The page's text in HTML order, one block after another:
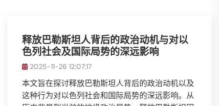
释放巴勒斯坦人背后的政治动机与对以
色列社会及国际局势的深远影响
2025-11-26 12:07:17
本文旨在探讨释放巴勒斯坦人背后的政治动机以及
这种行为对以色列社会和国际局势的深远影响。从